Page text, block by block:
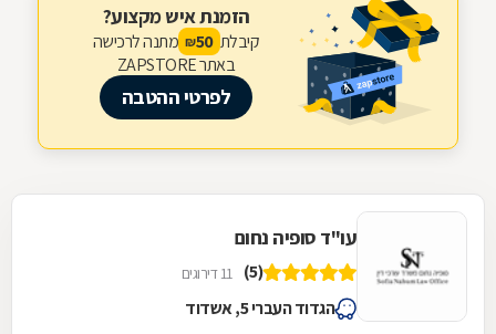
הזמנת איש מקצוע?
קיבלת 50
₪ מתנה לרכישה
באתר ZAPSTORE
לפרטי ההטבה
עו"ד סופיה נחום
(5) 11 דירוגים
הגדוד העברי 5, אשדוד